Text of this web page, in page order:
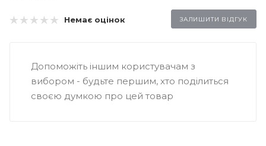
Немає оцінок ЗАЛИШИТИ ВІДГУК
Допоможіть іншим користувачам з
вибором - будьте першим, хто поділиться
своєю думкою про цей товар